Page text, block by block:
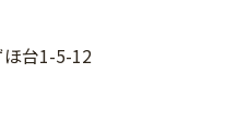
台1-5-12